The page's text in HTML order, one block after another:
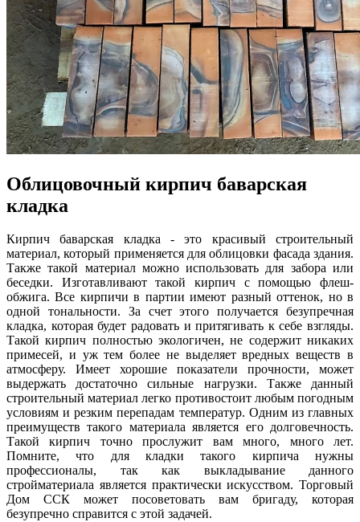
Облицовочный кирпич баварская
кладка
Кирпич баварская кладка - это красивый строительный
материал, который применяется для облицовки фасада здания.
Также такой материал можно использовать для забора или
беседки. Изготавливают такой кирпич с помощью флеш-
обжига. Все кирпичи в партии имеют разный оттенок, но в
одной тональности. За счет этого получается безупречная
кладка, которая будет радовать и притягивать к себе взгляды.
Такой кирпич полностью экологичен, не содержит никаких
примесей, и уж тем более не выделяет вредных веществ в
атмосферу. Имеет хорошие показатели прочности, может
выдержать достаточно сильные нагрузки. Также данный
строительный материал легко противостоит любым погодным
условиям и резким перепадам температур. Одним из главных
преимуществ такого материала является его долговечность.
Такой кирпич точно прослужит вам много, много лет.
Помните, что для кладки такого кирпича нужны
профессионалы, так как выкладывание данного
стройматериала является практически искусством. Торговый
Дом ССК может посоветовать вам бригаду, которая
безупречно справится с этой задачей.